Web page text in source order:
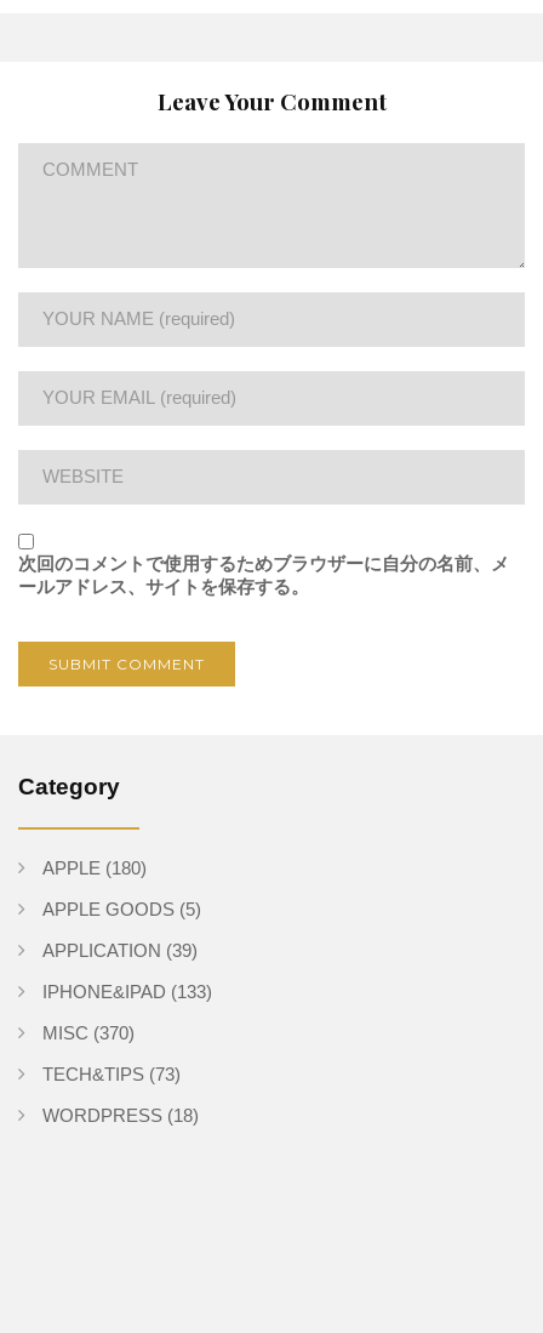
Leave Your Comment
次回のコメントで使用するためブラウザーに自分の名前、メ
ールアドレス、サイトを保存する。
Category
APPLE (180)
APPLE GOODS (5)
APPLICATION (39)
IPHONE&IPAD (133)
MISC (370)
TECH&TIPS (73)
WORDPRESS (18)